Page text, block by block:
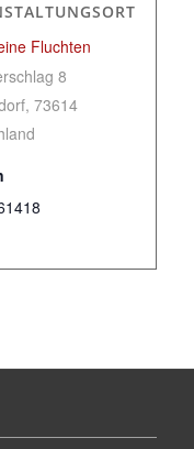
Fluchten
8
, 73614